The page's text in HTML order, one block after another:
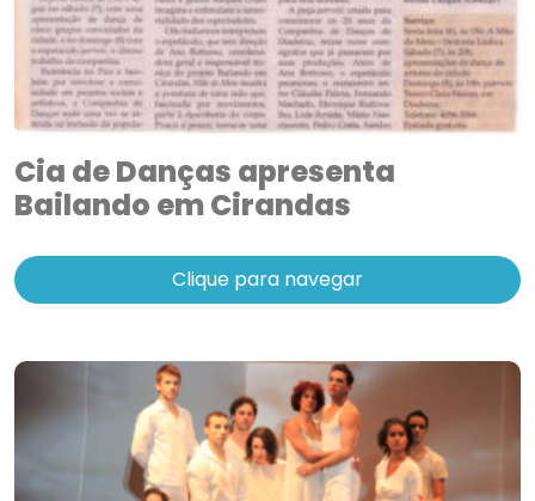
Cia de Danças apresenta
Bailando em Cirandas
Clique para navegar